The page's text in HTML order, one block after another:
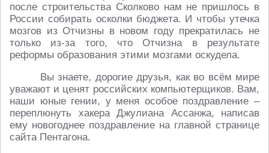
после строительства Сколково нам не пришлось в
России собирать осколки бюджета. И чтобы утечка
мозгов из Отчизны в новом году прекратилась не
только из-за того, что Отчизна в результате
реформы образования этими мозгами оскудела.
Вы знаете, дорогие друзья, как во всём мире
уважают и ценят российских компьютерщиков. Вам,
наши юные гении, у меня особое поздравление –
переплюнуть хакера Джулиана Ассанжа, написав
ему новогоднее поздравление на главной странице
сайта Пентагона.